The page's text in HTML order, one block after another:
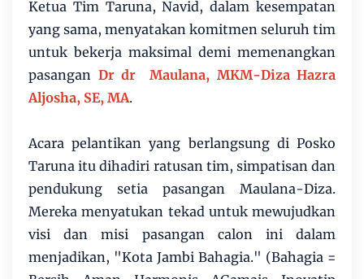
Ketua Tim Taruna, Navid, dalam kesempatan
yang sama, menyatakan komitmen seluruh tim
untuk bekerja maksimal demi memenangkan
pasangan Dr dr Maulana, MKM-Diza Hazra
Aljosha, SE, MA.
Acara pelantikan yang berlangsung di Posko
Taruna itu dihadiri ratusan tim, simpatisan dan
pendukung setia pasangan Maulana-Diza.
Mereka menyatukan tekad untuk mewujudkan
visi dan misi pasangan calon ini dalam
menjadikan, "Kota Jambi Bahagia." (Bahagia =